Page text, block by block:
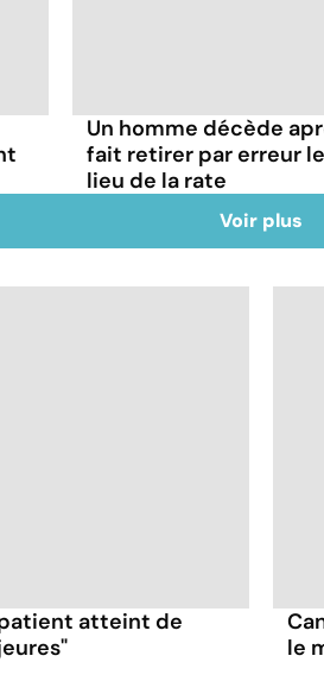
Un homme décède
fait retirer par erreur
lieu de la rate
Voir plus
atteint de
le